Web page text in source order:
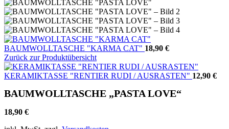
BAUMWOLLTASCHE "KARMA CAT" 18,90 €
Zurück zur Produktübersicht
KERAMIKTASSE "RENTIER RUDI / AUSRASTEN" 12,90 €
BAUMWOLLTASCHE „PASTA LOVE“
18,90 €